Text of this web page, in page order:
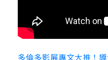
多倫多影展專文大推！